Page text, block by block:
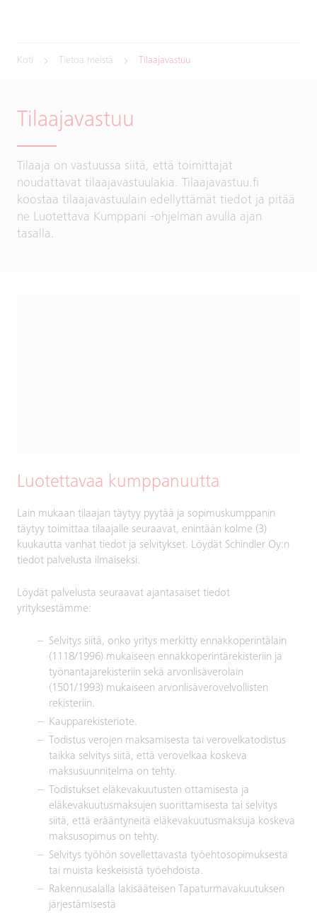
Koti Tietoa meistä Tilaajavastuu
Tilaajavastuu
Tilaaja on vastuussa siitä, että toimittajat
noudattavat tilaajavastuulakia. Tilaajavastuu.fi
koostaa tilaajavastuulain edellyttämät tiedot ja pitää
ne Luotettava Kumppani -ohjelman avulla ajan
tasalla.
Luotettavaa kumppanuutta
Lain mukaan tilaajan täytyy pyytää ja sopimuskumppanin
täytyy toimittaa tilaajalle seuraavat, enintään kolme (3)
kuukautta vanhat tiedot ja selvitykset. Löydät Schindler Oy:n
tiedot palvelusta ilmaiseksi.
Löydät palvelusta seuraavat ajantasaiset tiedot
yrityksestämme:
Selvitys siitä, onko yritys merkitty ennakkoperintälain
(1118/1996) mukaiseen ennakkoperintärekisteriin ja
työnantajarekisteriin sekä arvonlisäverolain
(1501/1993) mukaiseen arvonlisäverovelvollisten
rekisteriin.
Kaupparekisteriote.
Todistus verojen maksamisesta tai verovelkatodistus
taikka selvitys siitä, että verovelkaa koskeva
maksusuunnitelma on tehty.
Todistukset eläkevakuutusten ottamisesta ja
eläkevakuutusmaksujen suorittamisesta tai selvitys
siitä, että erääntyneitä eläkevakuutusmaksuja koskeva
maksusopimus on tehty.
Selvitys työhön sovellettavasta työehtosopimuksesta
tai muista keskeisistä työehdoista.
Rakennusalalla lakisääteisen Tapaturmavakuutuksen
järjestämisestä